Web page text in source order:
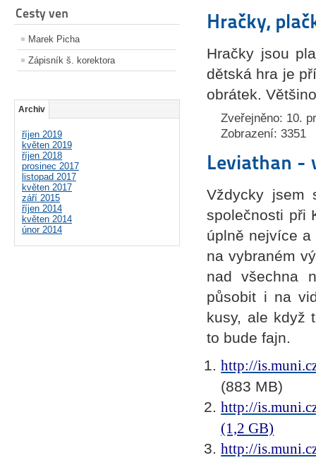
Cesty ven
Marek Picha
Zápisník š. korektora
Archiv
říjen 2019
květen 2019
říjen 2018
prosinec 2017
listopad 2017
květen 2017
září 2015
říjen 2014
květen 2014
únor 2014
Hračky,
Hračky jsou
dětská hra je
obrátek.
Zveřejněno: 10.
Zobrazení: 3351
Leviathan -
Vždycky jsem
společnosti při
úplně nejvíce a
na vybraném
nad všechna
působit i na
kusy, ale když
to bude fajn.
http://
(883 MB)
http://
(1,2 GB)
http://